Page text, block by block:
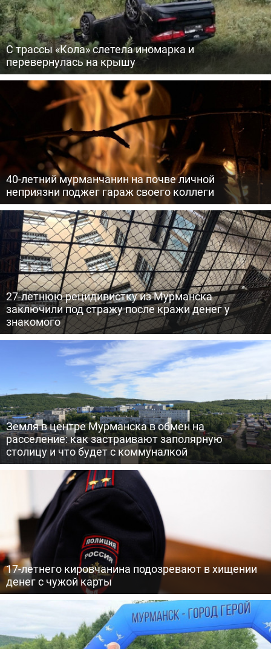
С трассы «Кола» слетела иномарка и
перевернулась на крышу
40-летний мурманчанин на почве личной
неприязни поджег гараж своего коллеги
27-летнюю рецидивистку из Мурманска
заключили под стражу после кражи денег у
знакомого
Земля в центре Мурманска в обмен на
расселение: как застраивают заполярную
столицу и что будет с коммуналкой
17-летнего кировчанина подозревают в хищении
денег с чужой карты